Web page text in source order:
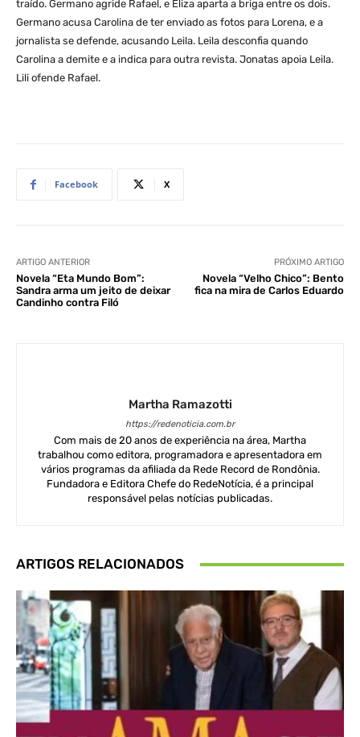
traído. Germano agride Rafael, e Eliza aparta a briga entre os dois.
Germano acusa Carolina de ter enviado as fotos para Lorena, e a
jornalista se defende, acusando Leila. Leila desconfia quando
Carolina a demite e a indica para outra revista. Jonatas apoia Leila.
Lili ofende Rafael.
Facebook X
ARTIGO ANTERIOR
Novela “Eta Mundo Bom”:
Sandra arma um jeito de deixar
Candinho contra Filó
PRÓXIMO ARTIGO
Novela “Velho Chico”: Bento
fica na mira de Carlos Eduardo
Martha Ramazotti
https://redenoticia.com.br
Com mais de 20 anos de experiência na área, Martha
trabalhou como editora, programadora e apresentadora em
vários programas da afiliada da Rede Record de Rondônia.
Fundadora e Editora Chefe do RedeNotícia, é a principal
responsável pelas notícias publicadas.
ARTIGOS RELACIONADOS